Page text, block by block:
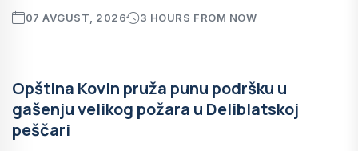
07 AVGUST, 2026 3 HOURS FROM NOW
Opština Kovin pruža punu podršku u
gašenju velikog požara u Deliblatskoj
peščari